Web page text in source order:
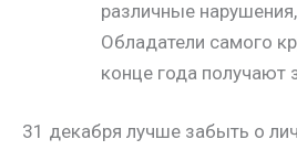
различные
Обладатели самого
конце года получают
31 декабря лучше забыть о